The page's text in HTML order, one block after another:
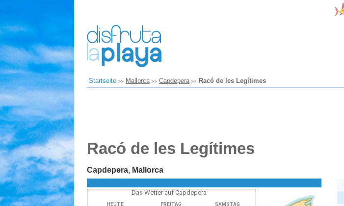
Startseite Mallorca Capdepera Racó de les Legítimes
Racó de les Legítimes
Capdepera, Mallorca
Das Wetter auf Capdepera